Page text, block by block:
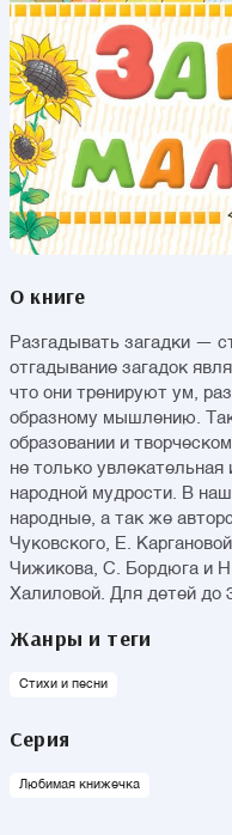
О книге
Разгадывать загадки —
отгадывание загадок
что они тренируют ум,
образному мышлению.
образовании и
не только
народной мудрости. В
народные, а так же
Чуковского, Е.
Чижикова, С. Бордюга и
Халиловой. Для детей до
Жанры и теги
Стихи и песни
Серия
Любимая книжечка